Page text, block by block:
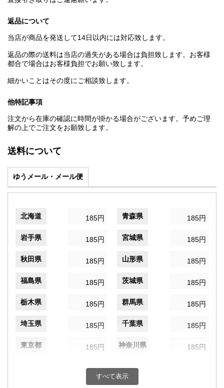
返品について
当店が商品を発送して14日以内には対応致します。
返品の際の送料は当店の過失がある場合は負担致します。お客様
都合で場合はお客様負担でお願い致します。
細かいことはその度にご相談致します。
他特記事項
注文から在庫の確認に時間が掛かる場合がございます。予めご理
解の上でご注文をお願致します。
送料について
ゆうメール・メール便
北海道 185円 青森県 185円
岩手県 185円 宮城県 185円
秋田県 185円 山形県 185円
福島県 185円 茨城県 185円
栃木県 185円 群馬県 185円
埼玉県 185円 千葉県 185円
東京都 185円 神奈川県 185円
185円 富山県
すべて表示